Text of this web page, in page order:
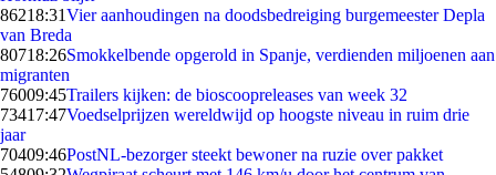
86218:31Vier aanhoudingen na doodsbedreiging burgemeester Depla
van Breda
80718:26Smokkelbende opgerold in Spanje, verdienden miljoenen aan
migranten
76009:45Trailers kijken: de bioscoopreleases van week 32
73417:47Voedselprijzen wereldwijd op hoogste niveau in ruim drie
jaar
70409:46PostNL-bezorger steekt bewoner na ruzie over pakket